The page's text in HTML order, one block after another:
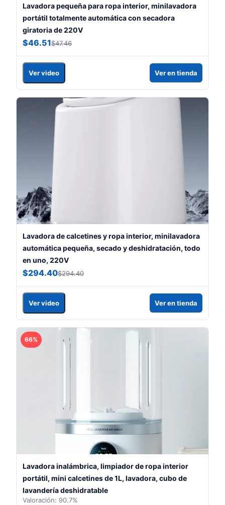
Lavadora pequeña para ropa interior, minilavadora
portátil totalmente automática con secadora
giratoria de 220V
$46.51$47.46
Ver video Ver en tienda
Lavadora de calcetines y ropa interior, minilavadora
automática pequeña, secado y deshidratación, todo
en uno, 220V
$294.40$294.40
Ver video Ver en tienda
66%
Lavadora inalámbrica, limpiador de ropa interior
portátil, mini calcetines de 1L, lavadora, cubo de
lavandería deshidratable
Valoración: 90.7%